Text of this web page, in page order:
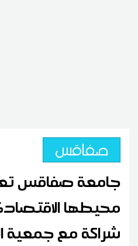
صفاقس
جامعة صفاقس
محيطها
شراكة مع جمعية